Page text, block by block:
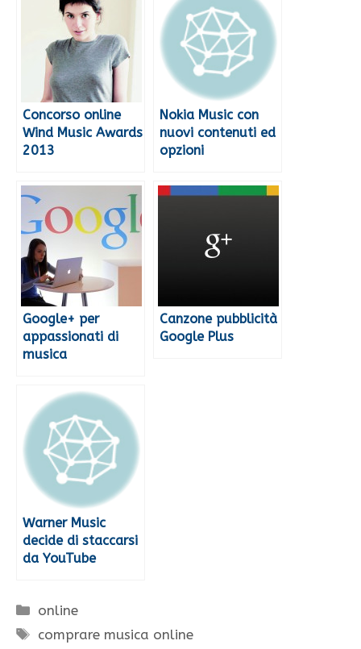
Concorso online
Wind Music Awards
2013
Nokia Music con
nuovi contenuti ed
opzioni
Google+ per
appassionati di
musica
Canzone pubblicità
Google Plus
Warner Music
decide di staccarsi
da YouTube
Categorie
online
Tag
comprare musica online